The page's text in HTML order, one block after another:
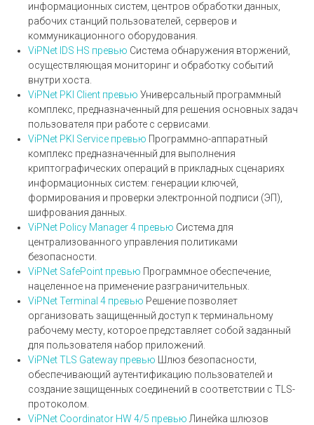
информационных систем, центров обработки данных,
рабочих станций пользователей, серверов и
коммуникационного оборудования.
ViPNet IDS HS превью Система обнаружения вторжений,
осуществляющая мониторинг и обработку событий
внутри хоста.
ViPNet PKI Client превью Универсальный программный
комплекс, предназначенный для решения основных задач
пользователя при работе с сервисами.
ViPNet PKI Service превью Программно-аппаратный
комплекс предназначенный для выполнения
криптографических операций в прикладных сценариях
информационных систем: генерации ключей,
формирования и проверки электронной подписи (ЭП),
шифрования данных.
ViPNet Policy Manager 4 превью Система для
централизованного управления политиками
безопасности.
ViPNet SafePoint превью Программное обеспечение,
нацеленное на применение разграничительных.
ViPNet Terminal 4 превью Решение позволяет
организовать защищенный доступ к терминальному
рабочему месту, которое представляет собой заданный
для пользователя набор приложений.
ViPNet TLS Gateway превью Шлюз безопасности,
обеспечивающий аутентификацию пользователей и
создание защищенных соединений в соответствии с TLS-
протоколом.
ViPNet Coordinator HW 4/5 превью Линейка шлюзов